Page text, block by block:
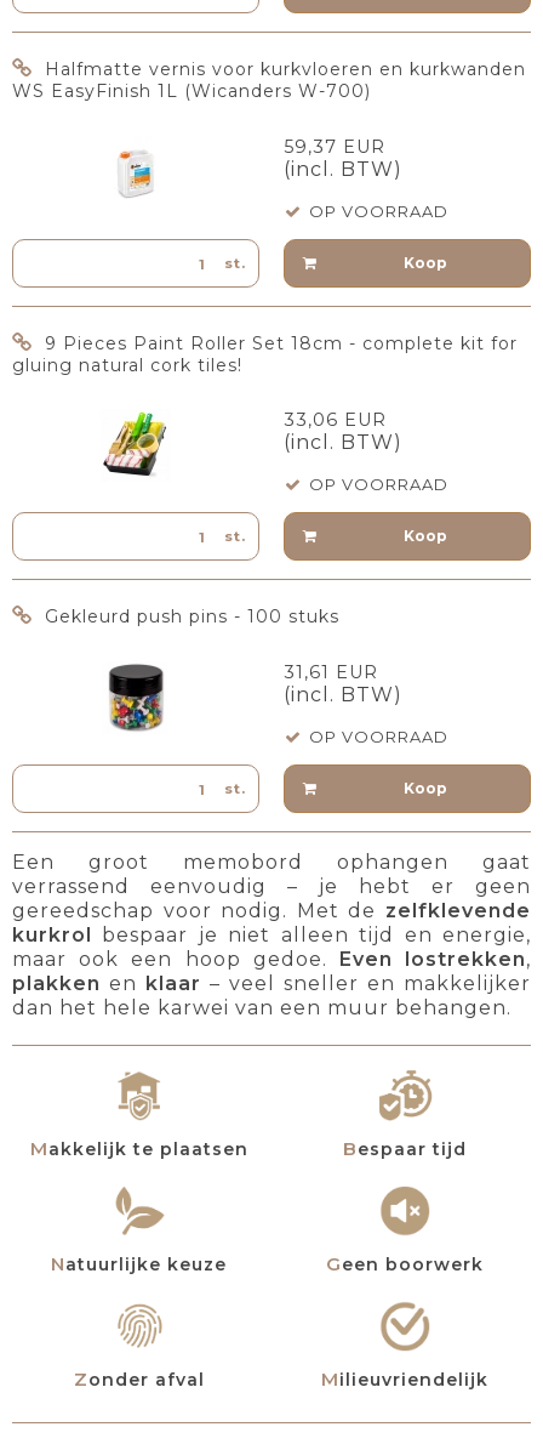
Halfmatte vernis voor kurkvloeren en kurkwanden
WS EasyFinish 1L (Wicanders W-700)
59,37 EUR
(incl. BTW)
OP VOORRAAD
st. Koop
9 Pieces Paint Roller Set 18cm - complete kit for
gluing natural cork tiles!
33,06 EUR
(incl. BTW)
OP VOORRAAD
st. Koop
Gekleurd push pins - 100 stuks
31,61 EUR
(incl. BTW)
OP VOORRAAD
st. Koop
Een groot memobord ophangen gaat
verrassend eenvoudig – je hebt er geen
gereedschap voor nodig. Met de zelfklevende
kurkrol bespaar je niet alleen tijd en energie,
maar ook een hoop gedoe. Even lostrekken,
plakken en klaar – veel sneller en makkelijker
dan het hele karwei van een muur behangen.
Makkelijk te plaatsen Bespaar tijd
Natuurlijke keuze Geen boorwerk
Zonder afval Milieuvriendelijk